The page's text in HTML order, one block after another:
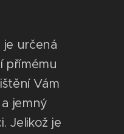
určená
přímému
Vám
jemný
Jelikož je